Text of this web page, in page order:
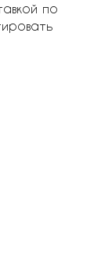
по